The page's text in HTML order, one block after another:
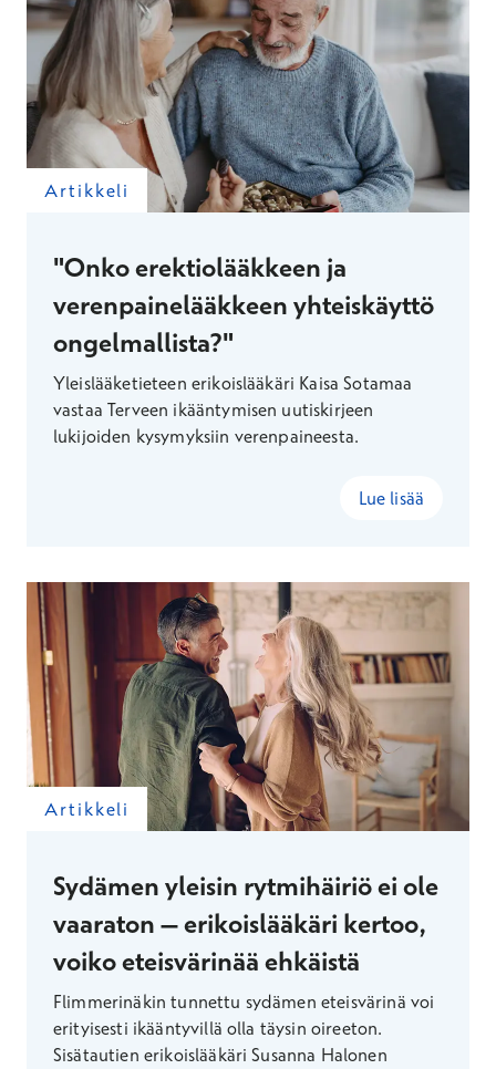
Artikkeli
"Onko erektiolääkkeen ja
verenpainelääkkeen yhteiskäyttö
ongelmallista?"
Yleislääketieteen erikoislääkäri Kaisa Sotamaa
vastaa Terveen ikääntymisen uutiskirjeen
lukijoiden kysymyksiin verenpaineesta.
Lue lisää
Artikkeli
Sydämen yleisin rytmihäiriö ei ole
vaaraton – erikoislääkäri kertoo,
voiko eteisvärinää ehkäistä
Flimmerinäkin tunnettu sydämen eteisvärinä voi
erityisesti ikääntyvillä olla täysin oireeton.
Sisätautien erikoislääkäri Susanna Halonen